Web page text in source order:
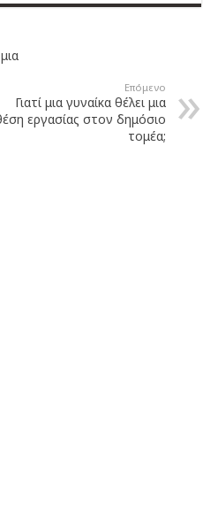
Επόμενο
Γιατί μια γυναίκα θέλει μια
εργασίας στον δημόσιο
τομέα;